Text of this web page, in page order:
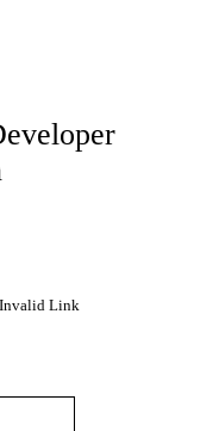
Invalid Link